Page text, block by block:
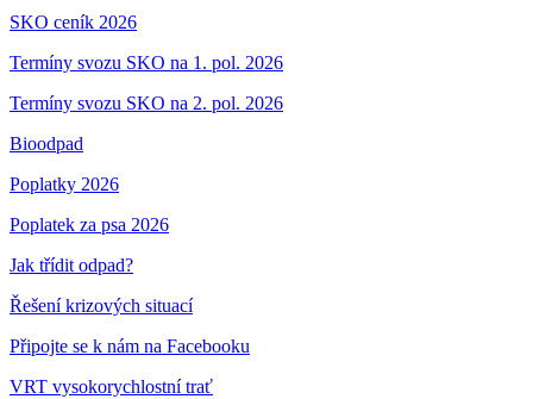
SKO ceník 2026
Termíny svozu SKO na 1. pol. 2026
Termíny svozu SKO na 2. pol. 2026
Bioodpad
Poplatky 2026
Poplatek za psa 2026
Jak třídit odpad?
Řešení krizových situací
Připojte se k nám na Facebooku
VRT vysokorychlostní trať